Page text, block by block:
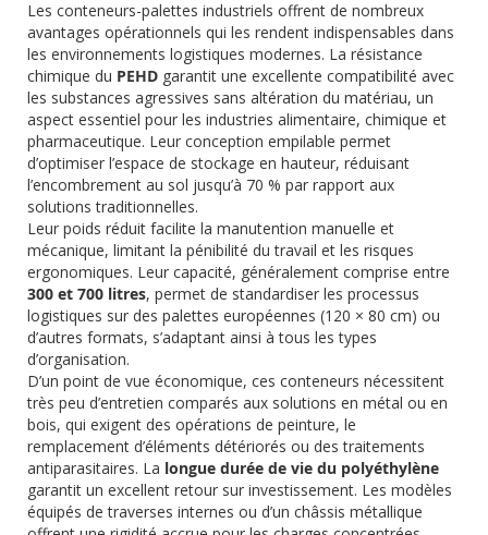
Les conteneurs-palettes industriels offrent de nombreux
avantages opérationnels qui les rendent indispensables dans
les environnements logistiques modernes. La résistance
chimique du PEHD garantit une excellente compatibilité avec
les substances agressives sans altération du matériau, un
aspect essentiel pour les industries alimentaire, chimique et
pharmaceutique. Leur conception empilable permet
d’optimiser l’espace de stockage en hauteur, réduisant
l’encombrement au sol jusqu’à 70 % par rapport aux
solutions traditionnelles.
Leur poids réduit facilite la manutention manuelle et
mécanique, limitant la pénibilité du travail et les risques
ergonomiques. Leur capacité, généralement comprise entre
300 et 700 litres, permet de standardiser les processus
logistiques sur des palettes européennes (120 × 80 cm) ou
d’autres formats, s’adaptant ainsi à tous les types
d’organisation.
D’un point de vue économique, ces conteneurs nécessitent
très peu d’entretien comparés aux solutions en métal ou en
bois, qui exigent des opérations de peinture, le
remplacement d’éléments détériorés ou des traitements
antiparasitaires. La longue durée de vie du polyéthylène
garantit un excellent retour sur investissement. Les modèles
équipés de traverses internes ou d’un châssis métallique